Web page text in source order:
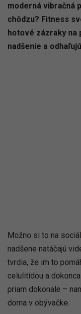
moderná vibračná
chôdzu? Fitness
hotové zázraky na
nadšenie a
Možno si to na
nadšene natáčajú
tvrdia, že im to
celulitídou a
priam dokonale –
doma v obývačke.